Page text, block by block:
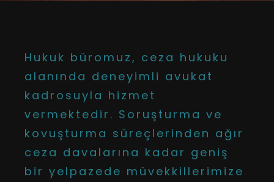
Hukuk büromuz, ceza hukuku
alanında deneyimli avukat
kadrosuyla hizmet
vermektedir. Soruşturma ve
kovuşturma süreçlerinden ağır
ceza davalarına kadar geniş
bir yelpazede müvekkillerimize